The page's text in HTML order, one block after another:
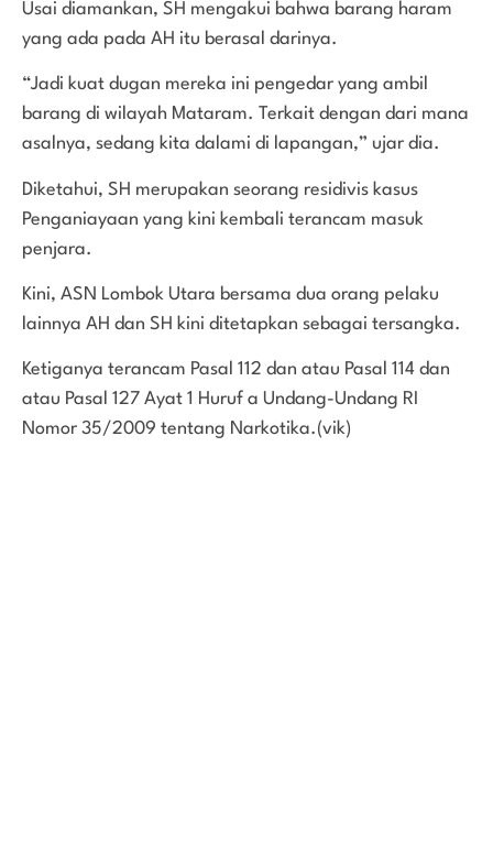
Usai diamankan, SH mengakui bahwa barang haram
yang ada pada AH itu berasal darinya.
“Jadi kuat dugan mereka ini pengedar yang ambil
barang di wilayah Mataram. Terkait dengan dari mana
asalnya, sedang kita dalami di lapangan,” ujar dia.
Diketahui, SH merupakan seorang residivis kasus
Penganiayaan yang kini kembali terancam masuk
penjara.
Kini, ASN Lombok Utara bersama dua orang pelaku
lainnya AH dan SH kini ditetapkan sebagai tersangka.
Ketiganya terancam Pasal 112 dan atau Pasal 114 dan
atau Pasal 127 Ayat 1 Huruf a Undang-Undang RI
Nomor 35/2009 tentang Narkotika.(vik)